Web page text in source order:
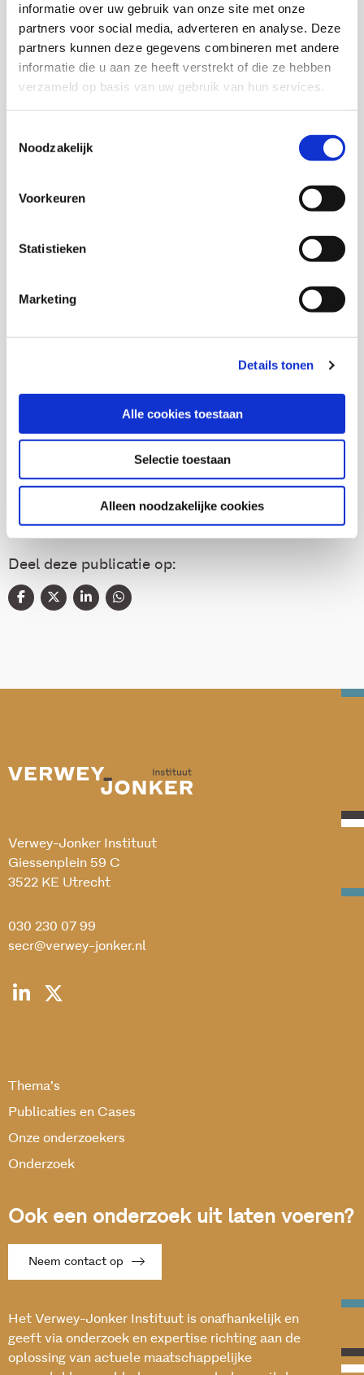
informatie over uw gebruik van onze site met onze
partners voor social media, adverteren en analyse. Deze
partners kunnen deze gegevens combineren met andere
informatie die u aan ze heeft verstrekt of die ze hebben
verzameld op basis van uw gebruik van hun services.
Noodzakelijk
Voorkeuren
Statistieken
Marketing
Details tonen
Alle cookies toestaan
Selectie toestaan
Alleen noodzakelijke cookies
Deel deze publicatie op:
Verwey-Jonker Instituut
Giessenplein 59 C
3522 KE Utrecht
030 230 07 99
secr@verwey-jonker.nl
Thema’s
Publicaties en Cases
Onze onderzoekers
Onderzoek
Ook een onderzoek uit laten voeren?
Neem contact op
Het Verwey-Jonker Instituut is onafhankelijk en
geeft via onderzoek en expertise richting aan de
oplossing van actuele maatschappelijke